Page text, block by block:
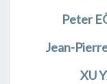
Peter
Jean-
XU